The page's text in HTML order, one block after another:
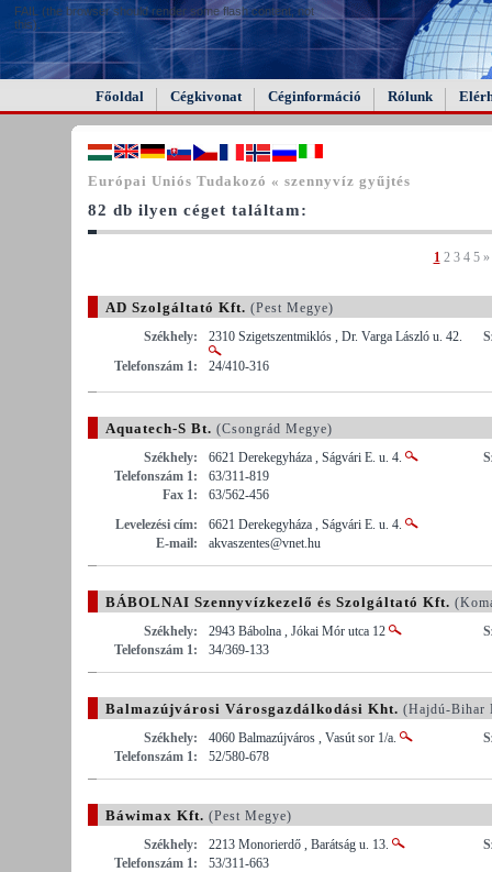
FAIL (the browser should render some flash content, not
this).
Főoldal Cégkivonat Céginformáció Rólunk
Európai Uniós Tudakozó « szennyvíz gyűjtés
82 db ilyen céget találtam:
1 2 3 4 5 »
AD Szolgáltató Kft. (Pest Megye)
Székhely:
2310 Szigetszentmiklós , Dr. Varga László u. 42.
Telefonszám 1:
24/410-316
Aquatech-S Bt. (Csongrád Megye)
Székhely:
6621 Derekegyháza , Ságvári E. u. 4.
Telefonszám 1:
63/311-819
Fax 1:
63/562-456
Levelezési cím:
6621 Derekegyháza , Ságvári E. u. 4.
E-mail:
akvaszentes@vnet.hu
BÁBOLNAI Szennyvízkezelő és Szolgáltató Kft.
Székhely:
2943 Bábolna , Jókai Mór utca 12
Telefonszám 1:
34/369-133
Balmazújvárosi Városgazdálkodási Kht. (Hajdú-Bihar
Székhely:
4060 Balmazújváros , Vasút sor 1/a.
Telefonszám 1:
52/580-678
Báwimax Kft. (Pest Megye)
Székhely:
2213 Monorierdő , Barátság u. 13.
Telefonszám 1:
53/311-663